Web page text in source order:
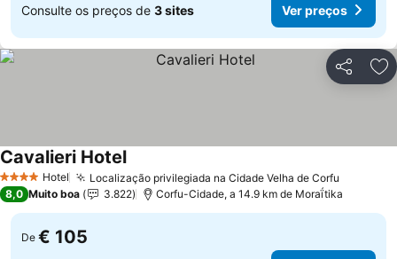
Consulte os preços de 3 sites Ver preços
Partilhar
4 EstrelasHotel Localização privilegiada na Cidade Velha de Corfu
Cavalieri HotelVer preços
8,0 Muito boa 3.822 Corfu-Cidade, a 14.9 km de Moraḯtika
De € 105